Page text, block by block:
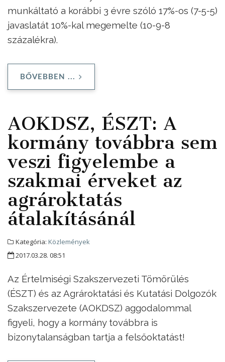
munkáltató a korábbi 3 évre szóló 17%-os (7-5-5)
javaslatát 10%-kal megemelte (10-9-8
százalékra).
BŐVEBBEN ...
AOKDSZ, ÉSZT: A
kormány továbbra sem
veszi figyelembe a
szakmai érveket az
agrároktatás
átalakításánál
Kategória: Közlemények
2017.03.28. 08:51
Az Értelmiségi Szakszervezeti Tömörülés
(ÉSZT) és az Agrároktatási és Kutatási Dolgozók
Szakszervezete (AOKDSZ) aggodalommal
figyeli, hogy a kormány továbbra is
bizonytalanságban tartja a felsőoktatást!